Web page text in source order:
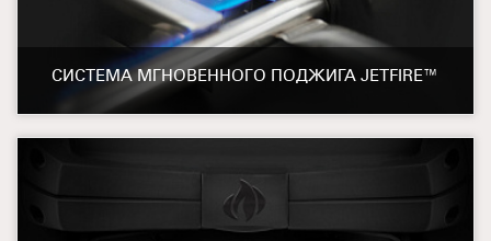
СИСТЕМА МГНОВЕННОГО ПОДЖИГА JETFIRE™